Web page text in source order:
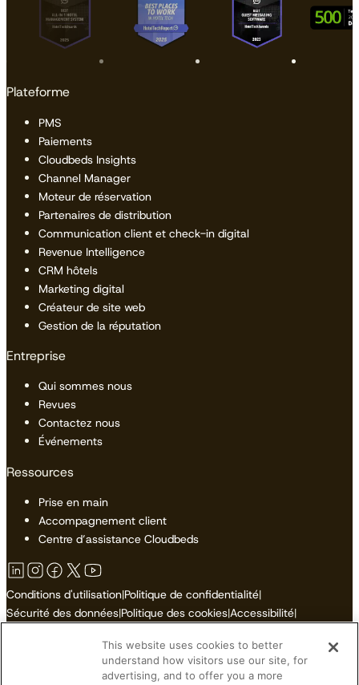
Plateforme
PMS
Paiements
Cloudbeds Insights
Channel Manager
Moteur de réservation
Partenaires de distribution
Communication client et check-in digital
Revenue Intelligence
CRM hôtels
Marketing digital
Créateur de site web
Gestion de la réputation
Entreprise
Qui sommes nous
Revues
Contactez nous
Événements
Ressources
Prise en main
Accompagnement client
Centre d’assistance Cloudbeds
Conditions d'utilisation|Politique de confidentialité|
Sécurité des données|Politique des cookies|Accessibilité|
Ne pas vendre ni partager mes informations personnelles
This website uses cookies to better
understand how visitors use our site, for
advertising, and to offer you a more